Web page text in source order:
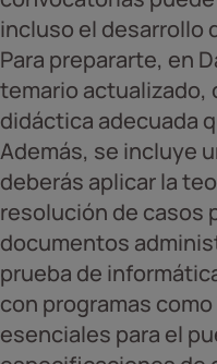
incluso el desarrollo
Para prepararte, en
temario actualizado,
didáctica adecuada
Además, se incluye
deberás aplicar la
resolución de casos
documentos
prueba de
con programas
esenciales para el